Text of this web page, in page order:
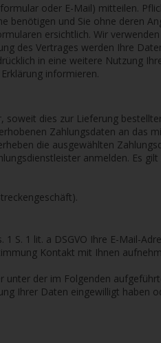
oder E-Mail) mitteilen.
benötigen und Sie ohne deren
ersichtlich. Wir
des Vertrages werden Ihre
in eine weitere Nutzung
informieren.
soweit dies zur Lieferung
Zahlungsdaten an das
die ausgewählten
anmelden. Es
S. 1 lit. a DSGVO Ihre E-Mail-
Kontakt mit Ihnen
unter der im Folgenden
Ihrer Daten eingewilligt haben